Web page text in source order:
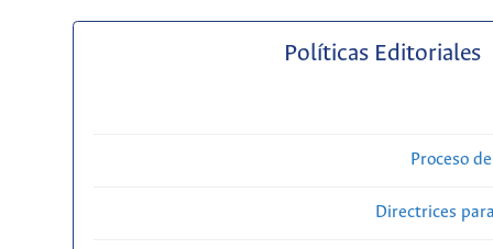
Políticas Editoriales
Proceso
Directrices